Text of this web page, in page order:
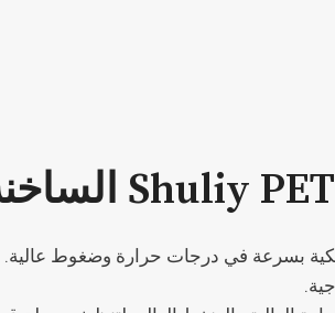
بسرعة في درجات حرارة وضغوط عالية.